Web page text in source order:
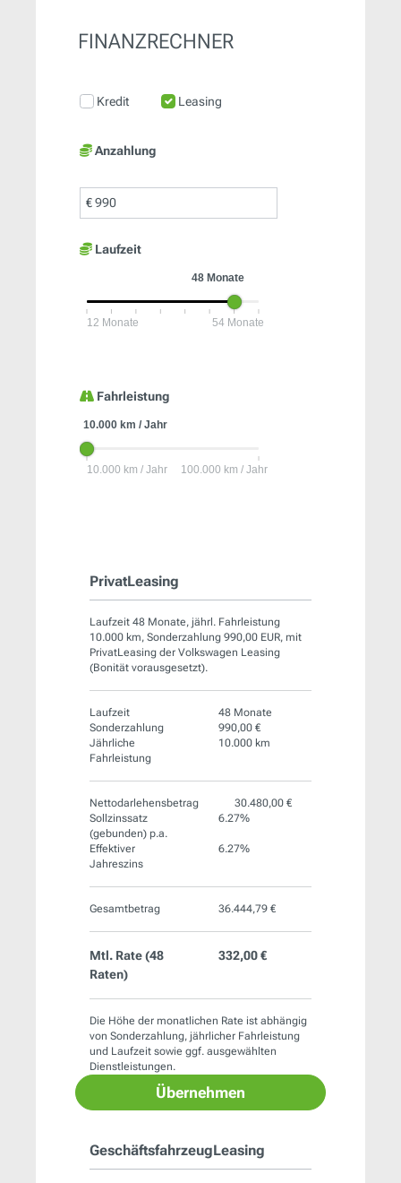
FINANZRECHNER
Kredit Leasing
Anzahlung
€
Laufzeit
Fahrleistung
PrivatLeasing
Laufzeit 48 Monate, jährl. Fahrleistung
10.000 km, Sonderzahlung 990,00 EUR, mit
PrivatLeasing der Volkswagen Leasing
(Bonität vorausgesetzt).
Laufzeit
48 Monate
Sonderzahlung
990,00 €
Jährliche
Fahrleistung
10.000 km
Nettodarlehensbetrag
30.480,00 €
Sollzinssatz
(gebunden) p.a.
6.27%
Effektiver
Jahreszins
6.27%
Gesamtbetrag 36.444,79 €
Mtl. Rate (48
Raten)
332,00 €
Die Höhe der monatlichen Rate ist abhängig
von Sonderzahlung, jährlicher Fahrleistung
und Laufzeit sowie ggf. ausgewählten
Dienstleistungen.
Übernehmen
GeschäftsfahrzeugLeasing